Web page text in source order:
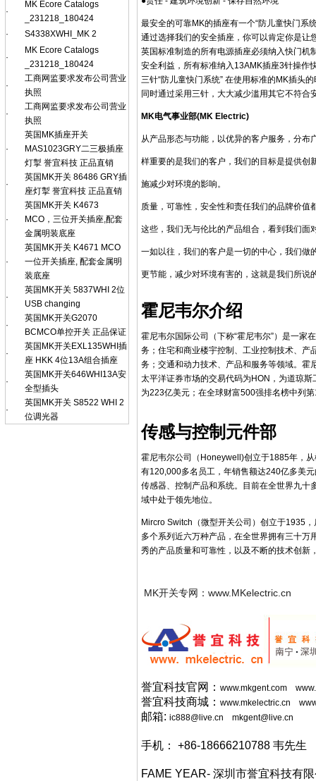
·
MK Ecore Catalogs
_231218_180424
·
S4338XWHI_MK 2
·
MK Ecore Catalogs
_231218_180424
·
工商网监要求发布公司营业
执照
·
工商网监要求发布公司营业
执照
·
英国MK插座开关
MAS1023GRY二三极插座
灯掣 誉宜科技 正品直销
·
英国MK开关 86486 GRY插
座灯掣 誉宜科技 正品直销
·
英国MK开关 K4673
MCO，三位开关插座,配套
金属明装底座
·
英国MK开关 K4671 MCO
一位开关插座, 配套金属明
装底座
·
英国MK开关 5837WHI 2位
USB changing
·
英国MK开关G2070
BCMCO单控开关 正品保证
·
英国MK开关EXL135WHI插
座 HKK 4位13A组合插座
·
英国MK开关646WHI13A安
全型插头
·
英国MK开关 S8522 WHI 2
位调光器
最安全的可靠MK的插座有一个“防儿童快门系
通过选择我们的安全插座，你可以肯定你是让
英国标准制造的所有电源插座必须纳入快门机
安全利益，所有标准纳入13AMK插座3针操作
三针“防儿童快门系统” 在使用标准的MK插头
同时通过采用三针，大大减少滥用其它不符合
MK电气事业部(MK Electric)
从产品形态与功能，以优异的客户服务，分
样重要的是我们的客户，我们的目标是提供创
施减少对环境的影响。
质量，可靠性，安全性和责任我们的品牌价值
这些，我们无与伦比的产品组合，看到我们面
一如以往，我们的客户是一切的中心，我们做
更节能，减少对环境有害的，这就是我们所说
霍尼韦尔介绍
霍尼韦尔国际公司（下称“霍尼韦尔”）是一家
务；住宅和商业楼宇控制、工业控制技术、产
务；交通和动力技术、产品和服务等领域。
太平洋证券市场的交易代码为HON，为道琼
为223亿美元；在全球财富500强排名榜中列
传感与控制元件部
霍尼韦尔公司（Honeywell)创立于1885年，
有120,000多名员工，年销售额达240亿多美
传感器、控制产品和系统。目前在全世界九十
域中处于领先地位。
Mircro Switch（微型开关公司）创立于1935
多个系列近六万种产品，在全世界拥有三十
秀的产品质量和可靠性，以及不断的技术创
MK开关专网：www.MKelectric.cn
誉宜科技官网： www.mkgent.com
誉宜科技商城： www.mkelectric.cn
邮箱: ic888@live.cn mkgent@live.cn
手机： +86-18666210788 韦先生
FAME YEAR- 深圳市誉宜科技有